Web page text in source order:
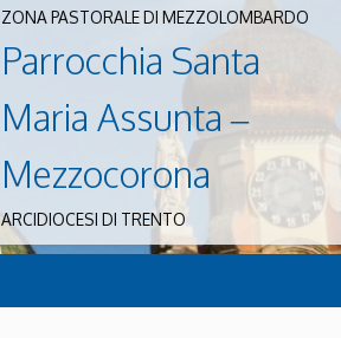
ZONA PASTORALE DI MEZZOLOMBARDO
Parrocchia Santa
Maria Assunta –
Mezzocorona
ARCIDIOCESI DI TRENTO